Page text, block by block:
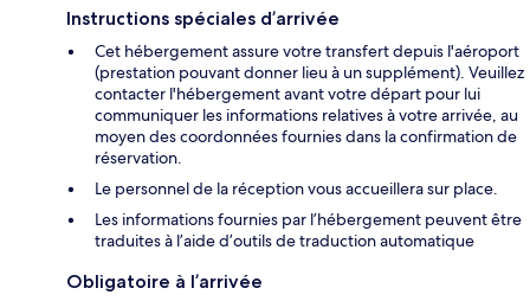
Instructions spéciales d’arrivée
Cet hébergement assure votre transfert depuis l'aéroport
(prestation pouvant donner lieu à un supplément). Veuillez
contacter l'hébergement avant votre départ pour lui
communiquer les informations relatives à votre arrivée, au
moyen des coordonnées fournies dans la confirmation de
réservation.
Le personnel de la réception vous accueillera sur place.
Les informations fournies par l’hébergement peuvent être
traduites à l’aide d’outils de traduction automatique
Obligatoire à l’arrivée